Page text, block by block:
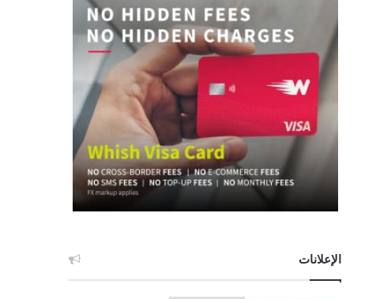
الإعلانات